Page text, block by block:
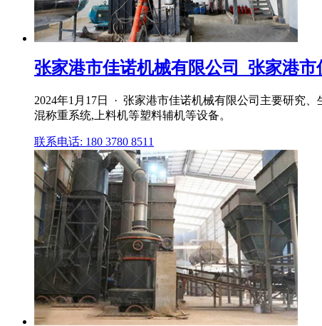
张家港市佳诺机械有限公司_张家港市
2024年1月17日 · 张家港市佳诺机械有限公司主要研究
混称重系统,上料机等塑料辅机等设备。
联系电话: 180 3780 8511